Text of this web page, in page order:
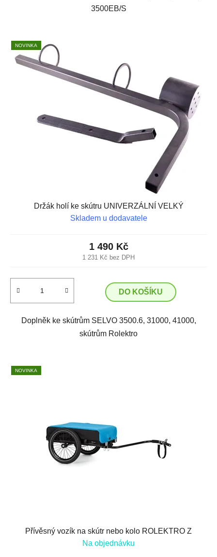
3500EB/S
NOVINKA
Držák holí ke skútru UNIVERZÁLNÍ VELKÝ
Skladem u dodavatele
1 231 Kč bez DPH
1 490 Kč
DO KOŠÍKU
Doplněk ke skútrům SELVO 3500.6, 31000, 41000,
skútrům Rolektro
NOVINKA
Přívěsný vozík na skútr nebo kolo ROLEKTRO Z
Na objednávku